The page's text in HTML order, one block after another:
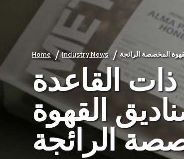
Home / Industry News /
القاعدة
القهوة
الرائجة